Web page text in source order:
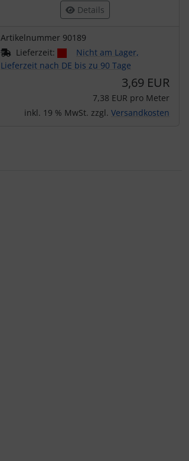
Details
Artikelnummer 90189
Lieferzeit:
Nicht am Lager,
Lieferzeit nach DE bis zu 90 Tage
3,69 EUR
7,38 EUR pro Meter
inkl. 19 % MwSt. zzgl. Versandkosten